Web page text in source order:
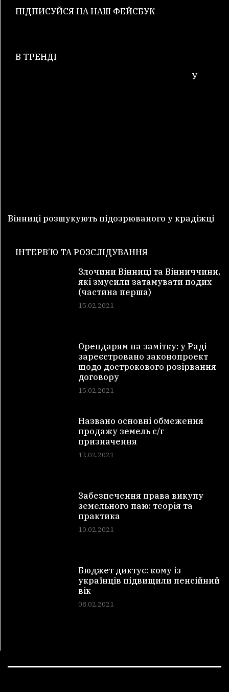
ПІДПИСУЙСЯ НА НАШ ФЕЙСБУК
В ТРЕНДІ
У
Вінниці розшукують підозрюваного у крадіжці
ІНТЕРВ’Ю ТА РОЗСЛІДУВАННЯ
Злочини Вінниці та Вінниччини,
які змусили затамувати подих
(частина перша)
15.02.2021
Орендарям на замітку: у Раді
зареєстровано законопроект
щодо дострокового розірвання
договору
15.02.2021
Названо основні обмеження
продажу земель с/г
призначення
12.02.2021
Забезпечення права викупу
земельного паю: теорія та
практика
10.02.2021
Бюджет диктує: кому із
українців підвищили пенсійний
вік
08.02.2021